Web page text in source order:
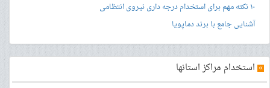
۱۰ نکته مهم برای استخدام درجه داری نیروی انتظامی
آشنایی جامع با برند دماپویا
» استخدام مراکز استانها